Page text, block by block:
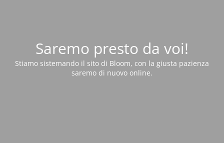
Saremo presto da voi!
Stiamo sistemando il sito di Bloom, con la giusta pazienza
saremo di nuovo online.